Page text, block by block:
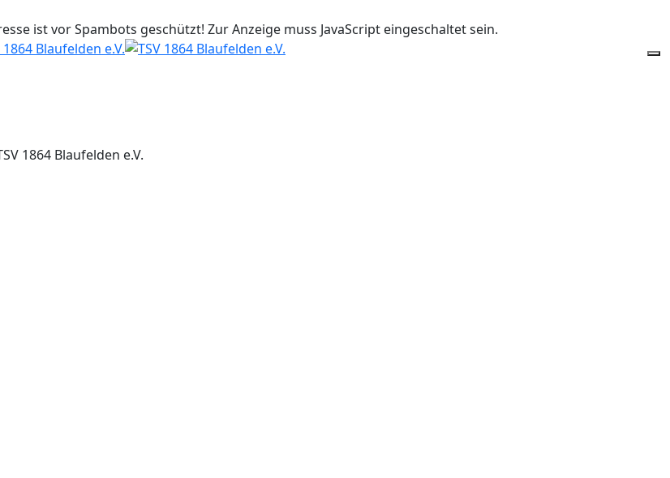
ist vor Spambots geschützt! Zur Anzeige muss JavaScript eingeschaltet sein.